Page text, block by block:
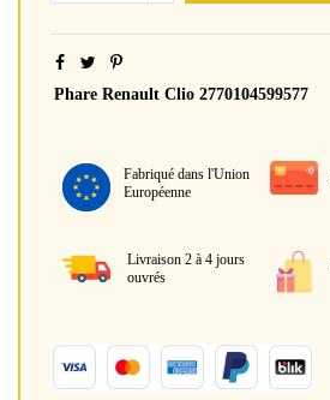
Phare Renault Clio 2770104599577
Fabriqué dans l'Union
Européenne
Livraison 2 à 4 jours
ouvrés